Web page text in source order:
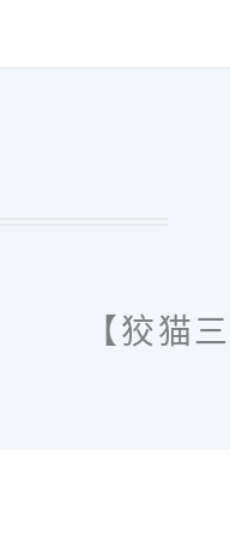
【狡猫